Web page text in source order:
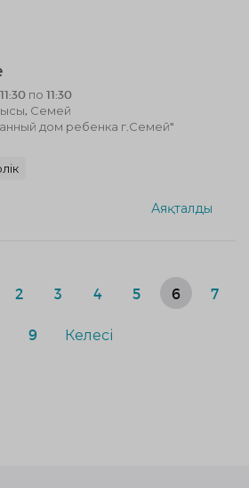
по 11:30
Семей
дом ребенка г.Семей"
Аяқталды
2 3 4 5 6 7
9 Келесі